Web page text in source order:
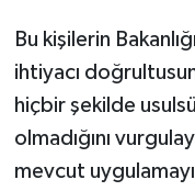
Bu kişilerin
ihtiyacı
hiçbir şekilde
olmadığını
mevcut